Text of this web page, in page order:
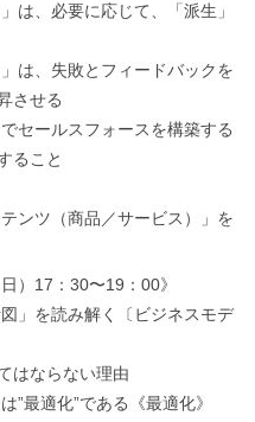
は、必要に応じて、「派生」
は、失敗とフィードバックを
させる
セールスフォースを構築する
ること
ンツ（商品／サービス）」を
）17：30〜19：00》
」を読み解く〔ビジネスモデ
はならない理由
”最適化”である《最適化》